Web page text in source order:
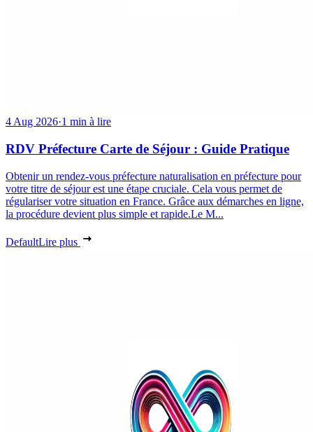
4 Aug 2026·1 min à lire
RDV Préfecture Carte de Séjour : Guide Pratique
Obtenir un rendez-vous préfecture naturalisation en préfecture pour
votre titre de séjour est une étape cruciale. Cela vous permet de
régulariser votre situation en France. Grâce aux démarches en ligne,
la procédure devient plus simple et rapide.Le M...
DefaultLire plus